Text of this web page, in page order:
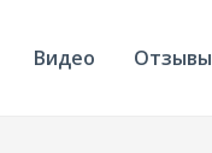
Видео Отзывы